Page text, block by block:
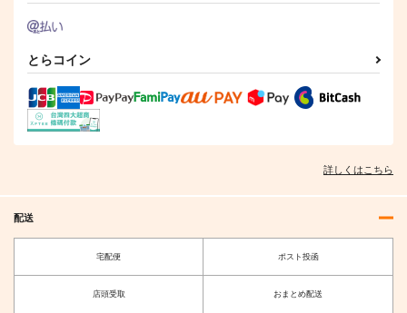
とらコイン
詳しくはこちら
配送
宅配便 ポスト投函
店頭受取 おまとめ配送